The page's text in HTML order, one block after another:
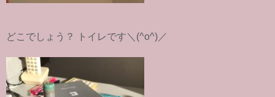
どこでしょう？ トイレです＼(^o^)／